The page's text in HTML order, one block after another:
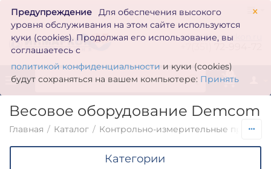
×
Предупреждение
Для обеспечения высокого
уровня обслуживания на этом сайте используются
куки (cookies). Продолжая его использование, вы
соглашаетесь с
политикой конфиденциальности и куки (cookies)
будут сохраняться на вашем компьютере: Принять
zakaz@inmarkon.ru
0
Весовое оборудование Demcom
Главная / Каталог / Контрольно-измерительные
Категории